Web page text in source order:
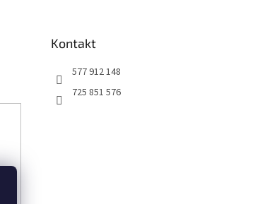
Kontakt
577 912 148
725 851 576